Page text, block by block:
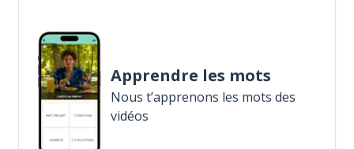
Apprendre les mots
Nous t’apprenons les mots des
vidéos